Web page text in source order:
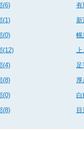
(6) 有
(1) 新
(0) 幌
(12) 上
(4) 足
(8) 厚
(0) 白
(8)